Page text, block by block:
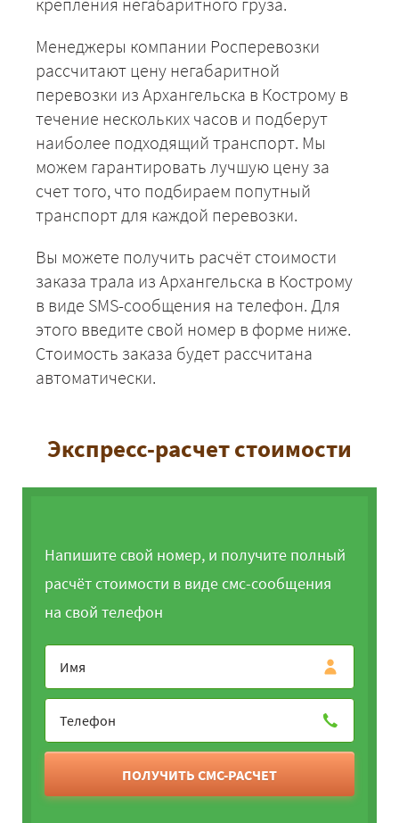
Менеджеры компании Росперевозки
рассчитают цену негабаритной
перевозки из Архангельска в Кострому в
течение нескольких часов и подберут
наиболее подходящий транспорт. Мы
можем гарантировать лучшую цену за
счет того, что подбираем попутный
транспорт для каждой перевозки.
Вы можете получить расчёт стоимости
заказа трала из Архангельска в Кострому
в виде SMS-сообщения на телефон. Для
этого введите свой номер в форме ниже.
Стоимость заказа будет рассчитана
автоматически.
Экспресс-расчет стоимости
Напишите свой номер, и получите полный
расчёт стоимости в виде смс-сообщения
на свой телефон
ПОЛУЧИТЬ СМС-РАСЧЕТ